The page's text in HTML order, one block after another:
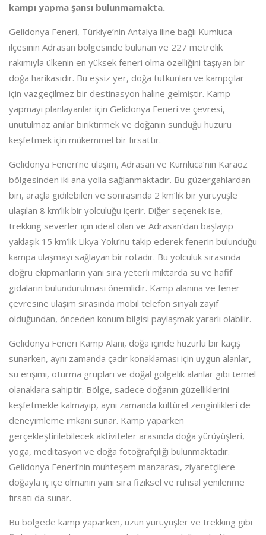
kampı yapma şansı bulunmamakta.
Gelidonya Feneri, Türkiye’nin Antalya iline bağlı Kumluca
ilçesinin Adrasan bölgesinde bulunan ve 227 metrelik
rakımıyla ülkenin en yüksek feneri olma özelliğini taşıyan bir
doğa harikasıdır. Bu eşsiz yer, doğa tutkunları ve kampçılar
için vazgeçilmez bir destinasyon haline gelmiştir. Kamp
yapmayı planlayanlar için Gelidonya Feneri ve çevresi,
unutulmaz anılar biriktirmek ve doğanın sunduğu huzuru
keşfetmek için mükemmel bir fırsattır.
Gelidonya Feneri’ne ulaşım, Adrasan ve Kumluca’nın Karaöz
bölgesinden iki ana yolla sağlanmaktadır. Bu güzergahlardan
biri, araçla gidilebilen ve sonrasında 2 km’lik bir yürüyüşle
ulaşılan 8 km’lik bir yolculuğu içerir. Diğer seçenek ise,
trekking severler için ideal olan ve Adrasan’dan başlayıp
yaklaşık 15 km’lik Likya Yolu’nu takip ederek fenerin bulunduğu
kampa ulaşmayı sağlayan bir rotadır. Bu yolculuk sırasında
doğru ekipmanların yanı sıra yeterli miktarda su ve hafif
gıdaların bulundurulması önemlidir. Kamp alanına ve fener
çevresine ulaşım sırasında mobil telefon sinyali zayıf
olduğundan, önceden konum bilgisi paylaşmak yararlı olabilir.
Gelidonya Feneri Kamp Alanı, doğa içinde huzurlu bir kaçış
sunarken, aynı zamanda çadır konaklaması için uygun alanlar,
su erişimi, oturma grupları ve doğal gölgelik alanlar gibi temel
olanaklara sahiptir. Bölge, sadece doğanın güzelliklerini
keşfetmekle kalmayıp, aynı zamanda kültürel zenginlikleri de
deneyimleme imkanı sunar. Kamp yaparken
gerçekleştirilebilecek aktiviteler arasında doğa yürüyüşleri,
yoga, meditasyon ve doğa fotoğrafçılığı bulunmaktadır.
Gelidonya Feneri’nin muhteşem manzarası, ziyaretçilere
doğayla iç içe olmanın yanı sıra fiziksel ve ruhsal yenilenme
fırsatı da sunar.
Bu bölgede kamp yaparken, uzun yürüyüşler ve trekking gibi